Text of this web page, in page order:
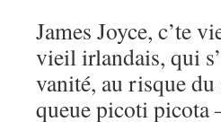
James Joyce, c’te
vieil irlandais, qui
vanité, au risque
queue picoti picota